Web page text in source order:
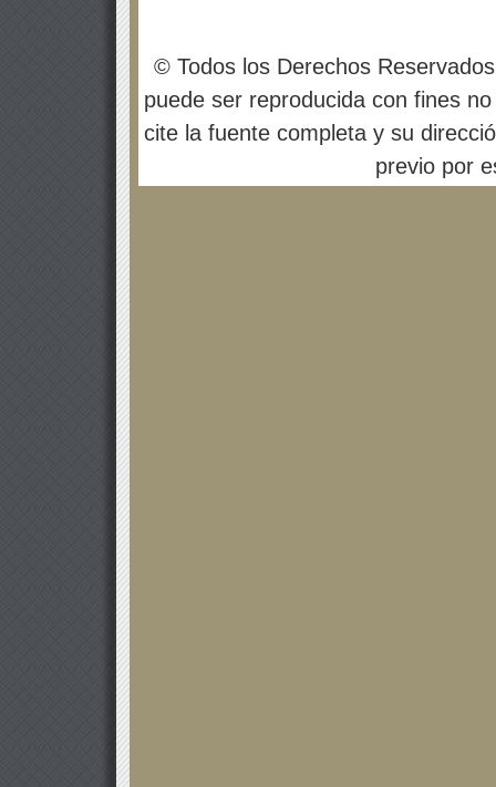
© Todos los Derechos
puede ser reproducida con fines
cite la fuente completa y su
previo por